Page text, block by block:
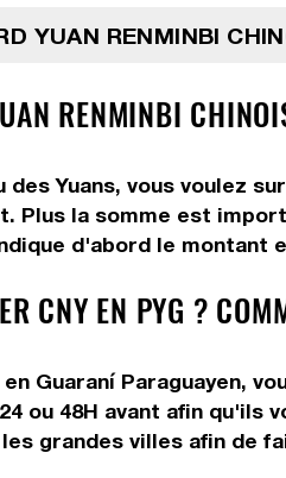
YUAN RENMINBI
RENMINBI
des Yuans, vous voulez
Plus la somme est
d'abord le montant
CNY EN PYG ?
en Guaraní Paraguayen,
ou 48H avant afin qu'ils
grandes villes afin de